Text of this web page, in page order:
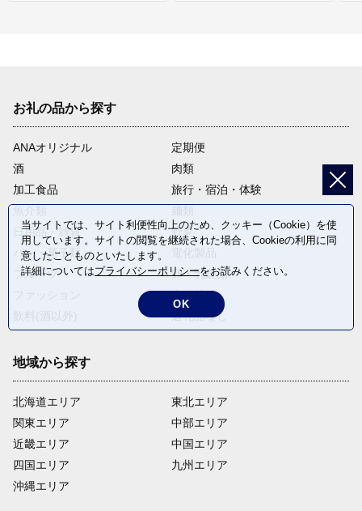
お礼の品から探す
ANAオリジナル
定期便
酒
肉類
加工食品
旅行・宿泊・体験
日用品・雑貨
野菜
パン・菓子類
フルーツ
卵・乳製品
米・穀物
返礼品なし
地域から探す
北海道エリア
関東エリア
近畿エリア
四国エリア
沖縄エリア
東北エリア
中部エリア
中国エリア
九州エリア
当サイトでは、サイト利便性向上のため、クッキー（Cookie）を使
用しています。サイトの閲覧を継続された場合、Cookieの利用に同
意したことものといたします。
詳細についてはプライバシーポリシーをお読みください。
OK